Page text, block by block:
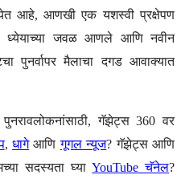
आहे, आणखी एक यशस्वी प्रक्षेपण
ध्येयाच्या जवळ आणले आणि नवीन
पुनर्वापर मैलाचा दगड आवाक्यात
पुनरावलोकनांसाठी, गॅझेट्स 360 वर
,धागेआणिगूगल न्यूज? गॅझेट्स आणि
सदस्यता घ्याYouTube चॅनेल?